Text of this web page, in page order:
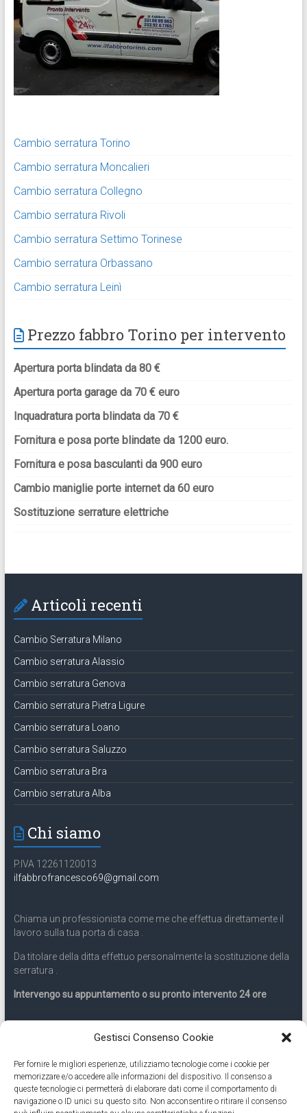
Gestisci Consenso Cookie
Per fornire le migliori esperienze, utilizziamo tecnologie come i cookie per
memorizzare e/o accedere alle informazioni del dispositivo. Il consenso a
queste tecnologie ci permetterà di elaborare dati come il comportamento di
navigazione o ID unici su questo sito. Non acconsentire o ritirare il consenso
Cambio serratura Torino
Cambio serratura Moncalieri
Cambio serratura Collegno
Cambio serratura Rivoli
Cambio serratura Settimo Torinese
Cambio serratura Orbassano
Cambio serratura Leinì
Prezzo fabbro Torino per intervento
Apertura porta blindata da 80 €
Apertura porta garage da 70 € euro
Inquadratura porta blindata da 70 €
Fornitura e posa porte blindate da 1200 euro.
Fornitura e posa basculanti da 900 euro
Cambio maniglie porte internet da 60 euro
Sostituzione serrature elettriche
Articoli recenti
Cambio Serratura Milano
Cambio serratura Alassio
Cambio serratura Genova
Cambio serratura Pietra Ligure
Cambio serratura Loano
Cambio serratura Saluzzo
Cambio serratura Bra
Cambio serratura Alba
Chi siamo
P.IVA 12261120013
ilfabbrofrancesco69@gmail.com
Chiama un professionista come me che effettua direttamente il
lavoro sulla tua porta di casa .
Da titolare della ditta effettuo personalmente la sostituzione della
serratura .
Intervengo su appuntamento o su pronto intervento 24 ore
Servizio 24 ore
Cell331.9899963
Eseguiamo anche lavori di apertura porte pronto intervento 24